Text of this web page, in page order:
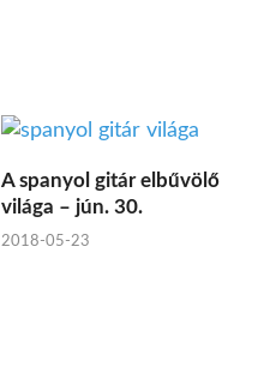
A spanyol gitár elbűvölő
világa – jún. 30.
2018-05-23